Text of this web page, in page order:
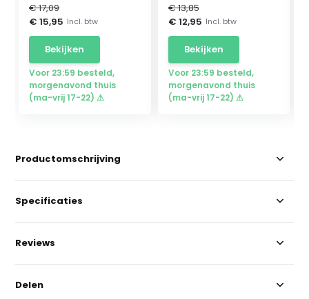
€ 17,09
€ 15,95 Incl. btw
Bekijken
Voor 23:59 besteld,
morgenavond thuis
(ma-vrij 17-22) ⚠
€ 13,85
€ 12,95 Incl. btw
Bekijken
Voor 23:59 besteld,
morgenavond thuis
(ma-vrij 17-22) ⚠
Productomschrijving
Specificaties
Reviews
Delen